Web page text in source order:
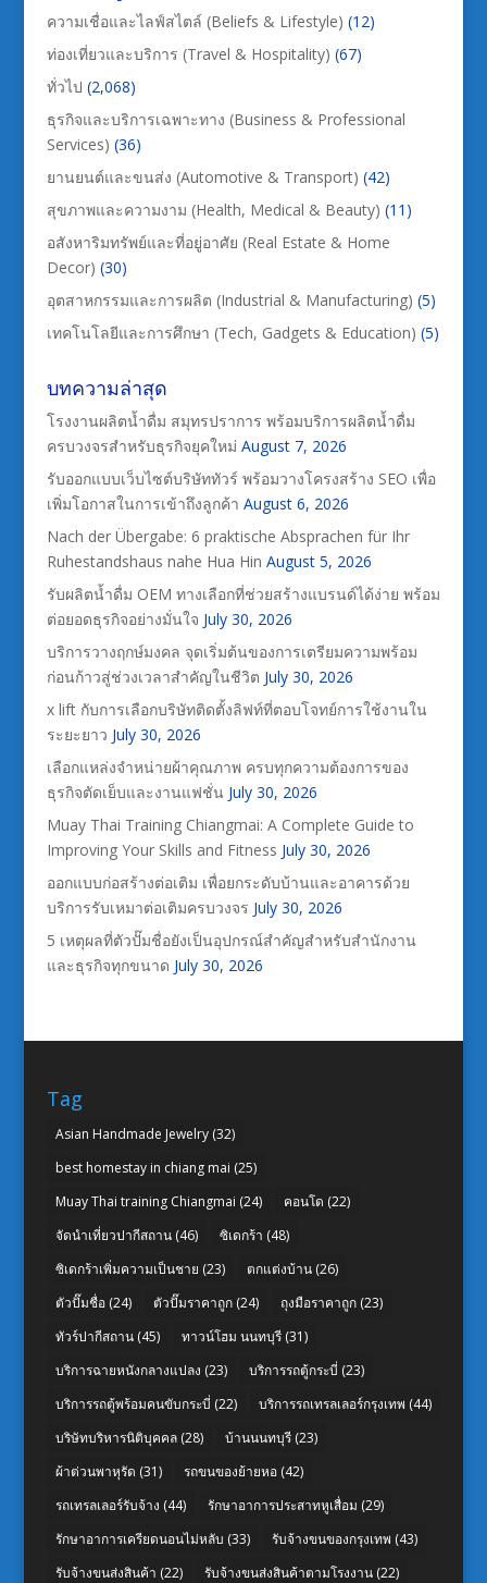
ความเชื่อและไลฟ์สไตล์ (Beliefs & Lifestyle) (12)
ท่องเที่ยวและบริการ (Travel & Hospitality) (67)
ทั่วไป (2,068)
ธุรกิจและบริการเฉพาะทาง (Business & Professional
Services) (36)
ยานยนต์และขนส่ง (Automotive & Transport) (42)
สุขภาพและความงาม (Health, Medical & Beauty) (11)
อสังหาริมทรัพย์และที่อยู่อาศัย (Real Estate & Home
Decor) (30)
อุตสาหกรรมและการผลิต (Industrial & Manufacturing) (5)
เทคโนโลยีและการศึกษา (Tech, Gadgets & Education) (5)
บทความล่าสุด
โรงงานผลิตน้ำดื่ม สมุทรปราการ พร้อมบริการผลิตน้ำดื่ม
ครบวงจรสำหรับธุรกิจยุคใหม่ August 7, 2026
รับออกแบบเว็บไซต์บริษัททัวร์ พร้อมวางโครงสร้าง SEO เพื่อ
เพิ่มโอกาสในการเข้าถึงลูกค้า August 6, 2026
Nach der Übergabe: 6 praktische Absprachen für Ihr
Ruhestandshaus nahe Hua Hin August 5, 2026
รับผลิตน้ำดื่ม OEM ทางเลือกที่ช่วยสร้างแบรนด์ได้ง่าย พร้อม
ต่อยอดธุรกิจอย่างมั่นใจ July 30, 2026
บริการวางฤกษ์มงคล จุดเริ่มต้นของการเตรียมความพร้อม
ก่อนก้าวสู่ช่วงเวลาสำคัญในชีวิต July 30, 2026
x lift กับการเลือกบริษัทติดตั้งลิฟท์ที่ตอบโจทย์การใช้งานใน
ระยะยาว July 30, 2026
เลือกแหล่งจำหน่ายผ้าคุณภาพ ครบทุกความต้องการของ
ธุรกิจตัดเย็บและงานแฟชั่น July 30, 2026
Muay Thai Training Chiangmai: A Complete Guide to
Improving Your Skills and Fitness July 30, 2026
ออกแบบก่อสร้างต่อเติม เพื่อยกระดับบ้านและอาคารด้วย
บริการรับเหมาต่อเติมครบวงจร July 30, 2026
5 เหตุผลที่ตัวปั๊มชื่อยังเป็นอุปกรณ์สำคัญสำหรับสำนักงาน
และธุรกิจทุกขนาด July 30, 2026
Tag
Asian Handmade Jewelry(32)
best homestay in chiang mai (25)
Muay Thai training Chiangmai (24) คอนโด (22)
จัดนำเที่ยวปากีสถาน(46) ซิเดกร้า (48)
ซิเดกร้าเพิ่มความเป็นชาย (23) ตกแต่งบ้าน(26)
ตัวปั๊มชื่อ(24) ตัวปั๊มราคาถูก(24) ถุงมือราคาถูก(23)
ทัวร์ปากีสถาน(45) ทาวน์โฮม นนทบุรี(31)
บริการฉายหนังกลางแปลง (23) บริการรถตู้กระบี่ (23)
บริการรถตู้พร้อมคนขับกระบี่ (22) บริการรถเทรลเลอร์กรุงเทพ (44)
บริษัทบริหารนิติบุคคล(28) บ้านนนทบุรี(23)
ผ้าต่วนพาหุรัด (31) รถขนของย้ายหอ(42)
รถเทรลเลอร์รับจ้าง (44) รักษาอาการประสาทหูเสื่อม (29)
รักษาอาการเครียดนอนไม่หลับ (33) รับจ้างขนของกรุงเทพ (43)
รับจ้างขนส่งสินค้า (22) รับจ้างขนส่งสินค้าตามโรงงาน(22)